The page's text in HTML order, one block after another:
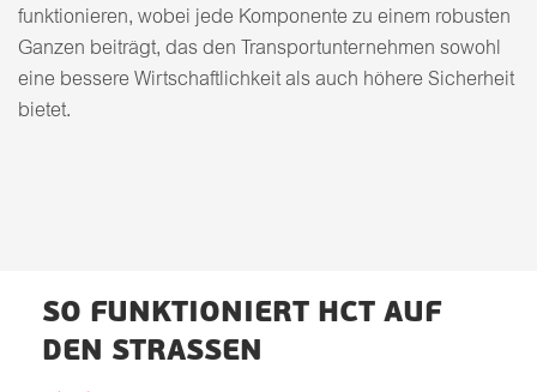
funktionieren, wobei jede Komponente zu einem robusten
Ganzen beiträgt, das den Transportunternehmen sowohl
eine bessere Wirtschaftlichkeit als auch höhere Sicherheit
bietet.
SO FUNKTIONIERT HCT AUF
DEN STRASSEN